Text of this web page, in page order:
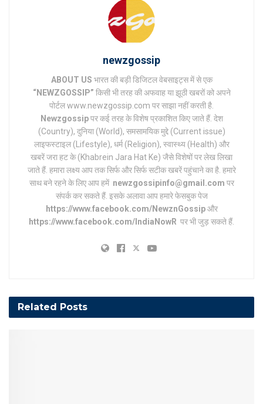
newzgossip
ABOUT US भारत की बड़ी डिजिटल वेबसाइट्स में से एक
“NEWZGOSSIP” किसी भी तरह की अफवाह या झूठी खबरों को अपने
पोर्टल www.newzgossip.com पर साझा नहीं करती है.
Newzgossipपर कई तरह के विशेष प्रकाशित किए जाते हैं. देश
(Country), दुनिया (World), समसामयिक मुद्दे (Current issue)
लाइफस्टाइल (Lifestyle), धर्म (Religion), स्वास्थ्य (Health) और
खबरें जरा हट के (Khabrein Jara Hat Ke) जैसे विशेषों पर लेख लिखा
जाते हैं. हमारा लक्ष्य आप तक सिर्फ और सिर्फ सटीक खबरें पहुंचाने का है. हमारे
साथ बने रहने के लिए आप हमें newzgossipinfo@gmail.com पर
संपर्क कर सकते हैं. इसके अलावा आप हमारे फेसबुक पेज
https://www.facebook.com/NewznGossipऔर
https://www.facebook.com/IndiaNowR पर भी जुड़ सकते हैं.
Related Posts